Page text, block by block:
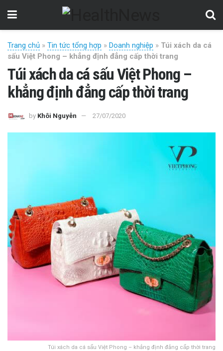
Trang chủ » Tin tức tổng hợp » Doanh nghiệp » Túi xách da cá
sấu Việt Phong – khẳng định đẳng cấp thời trang
Túi xách da cá sấu Việt Phong –
khẳng định đẳng cấp thời trang
by Khôi Nguyễn 27/07/2020
Túi xách da cá sấu Việt Phong – khẳng định đẳng cấp thời trang